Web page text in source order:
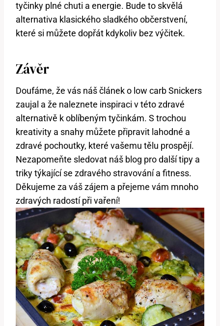
tyčinky plné chuti a energie. Bude to skvělá
alternativa klasického sladkého občerstvení,
které si můžete dopřát kdykoliv bez výčitek.
Závěr
Doufáme, že vás náš článek o low carb Snickers
zaujal a že naleznete inspiraci v této zdravé
alternativě k oblíbeným tyčinkám. S trochou
kreativity a snahy můžete připravit lahodné a
zdravé pochoutky, které vašemu tělu prospějí.
Nezapomeňte sledovat náš blog pro další tipy a
triky týkající se zdravého stravování a fitness.
Děkujeme za váš zájem a přejeme vám mnoho
zdravých radostí při vaření!